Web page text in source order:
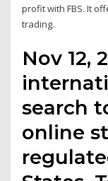
profit with FBS. It
trading.
Nov 12,
search
online